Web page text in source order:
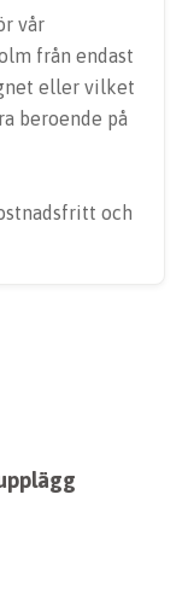
vår
från endast
eller vilket
beroende på
och